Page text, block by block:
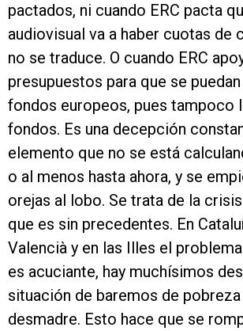
pactados, ni cuando ERC pacta
audiovisual va a haber cuotas de
no se traduce. O cuando ERC
presupuestos para que se
fondos europeos, pues tampoco
fondos. Es una decepción
elemento que no se está
o al menos hasta ahora, y se
orejas al lobo. Se trata de la
que es sin precedentes. En
Valencià y en las Illes el
es acuciante, hay muchísimos
situación de baremos de
desmadre. Esto hace que se